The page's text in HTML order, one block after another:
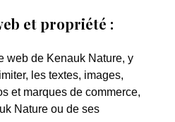
et propriété :
web de Kenauk Nature, y
les textes, images,
et marques de commerce,
Nature ou de ses